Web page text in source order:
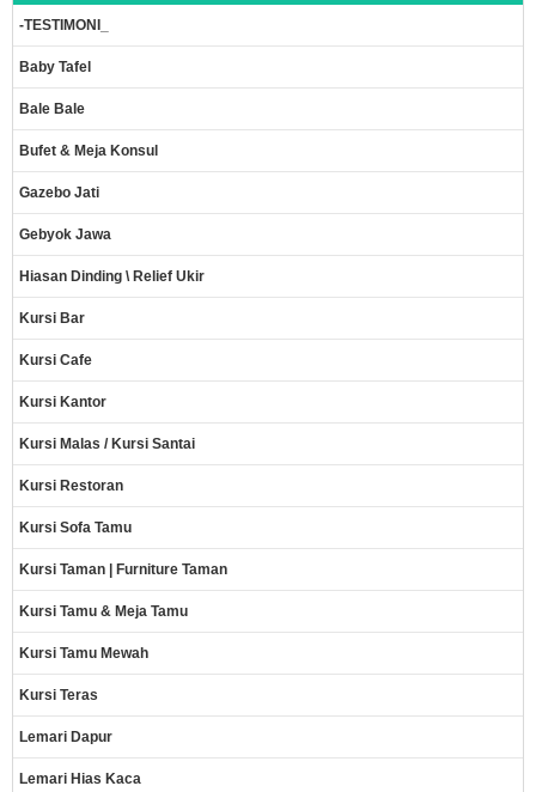
-TESTIMONI_
Baby Tafel
Bale Bale
Bufet & Meja Konsul
Gazebo Jati
Gebyok Jawa
Hiasan Dinding \ Relief Ukir
Kursi Bar
Kursi Cafe
Kursi Kantor
Kursi Malas / Kursi Santai
Kursi Restoran
Kursi Sofa Tamu
Kursi Taman | Furniture Taman
Kursi Tamu & Meja Tamu
Kursi Tamu Mewah
Kursi Teras
Lemari Dapur
Lemari Hias Kaca